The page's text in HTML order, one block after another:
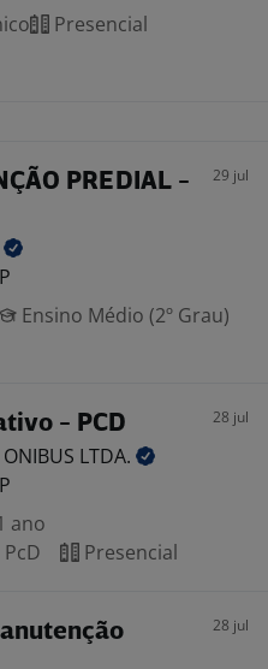
Presencial
PREDIAL -
29 jul
Ensino Médio (2º Grau)
- PCD 28 jul
LTDA.
ano
PcD Presencial
28 jul